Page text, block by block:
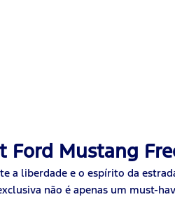
Ford Mustang
a liberdade e o espírito da
não é apenas um must-